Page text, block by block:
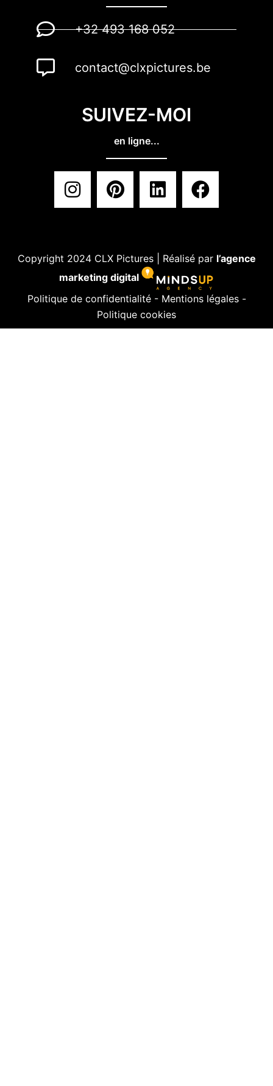
+32 493 168 052
contact@clxpictures.be
SUIVEZ-MOI
en ligne...
Copyright 2024 CLX Pictures | Réalisé par l’agence
marketing digital
Politique de confidentialité - Mentions légales -
Politique cookies